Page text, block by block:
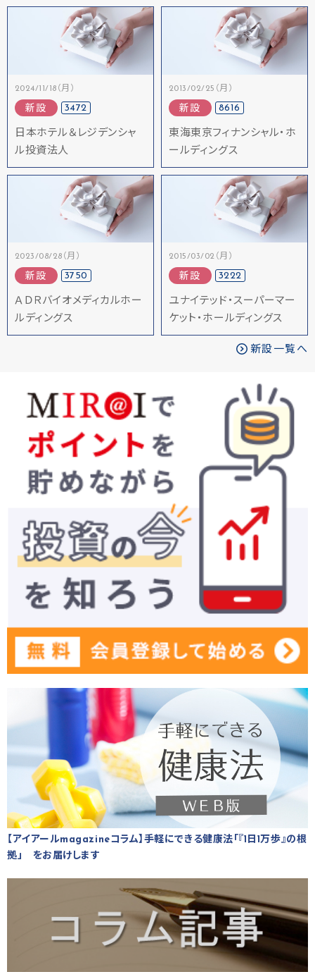
2024/11/18（月）
新設 3472
日本ホテル＆レジデンシャ
ル投資法人
2013/02/25（月）
新設 8616
東海東京フィナンシャル・ホ
ールディングス
2023/08/28（月）
新設 3750
ＡＤＲバイオメディカルホー
ルディングス
2015/03/02（月）
新設 3222
ユナイテッド・スーパーマー
ケット・ホールディングス
新設一覧へ
【アイアールmagazineコラム】手軽にできる健康法「『1日1万歩』の根
拠」 をお届けします